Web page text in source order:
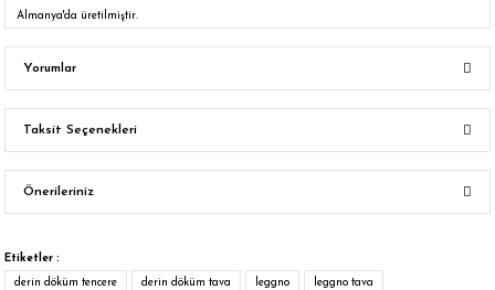
Almanya'da üretilmiştir.
Yorumlar
Bu ürüne ilk yorumu siz yapın!
Yorum Yaz
Taksit Seçenekleri
Önerileriniz
yetersiz gördüğünüz noktaları öneri formunu kullanarak tarafımıza
iletebilirsiniz.
Etiketler :
derin döküm tencere
derin döküm tava leggno leggno tava